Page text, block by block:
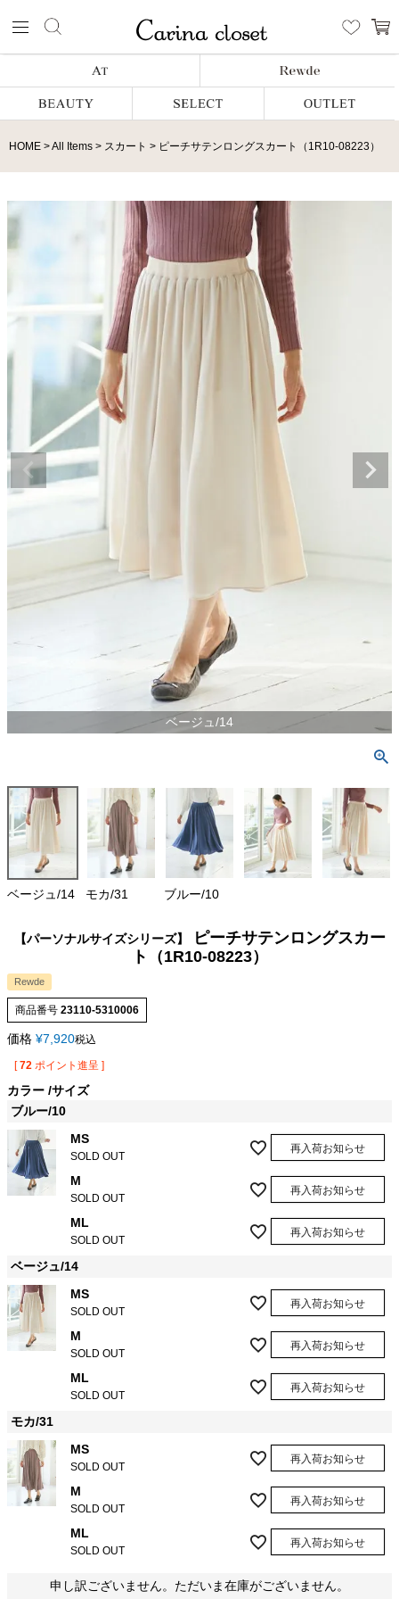
HOME All Items スカート ピーチサテンロングスカート（1R10-08223）
ベージュ/14
ベージュ/14 モカ/31 ブルー/10
【パーソナルサイズシリーズ】
ピーチサテンロングスカー
ト（1R10-08223）
Rewde
商品番号 23110-5310006
価格 ¥7,920税込
[ 72 ポイント進呈 ]
カラー サイズ
ブルー/10
MS
SOLD OUT
再入荷お知らせ
M
SOLD OUT
再入荷お知らせ
ML
SOLD OUT
再入荷お知らせ
ベージュ/14
MS
SOLD OUT
再入荷お知らせ
M
SOLD OUT
再入荷お知らせ
ML
SOLD OUT
再入荷お知らせ
モカ/31
MS
SOLD OUT
再入荷お知らせ
M
SOLD OUT
再入荷お知らせ
ML
SOLD OUT
再入荷お知らせ
申し訳ございません。ただいま在庫がございません。